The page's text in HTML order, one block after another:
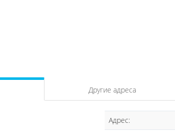
Другие адреса
Адрес: